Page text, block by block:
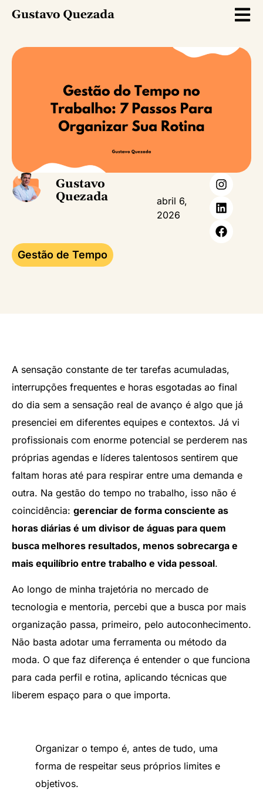
Gustavo
Quezada
abril 6,
2026
Gestão de Tempo
A sensação constante de ter tarefas acumuladas,
interrupções frequentes e horas esgotadas ao final
do dia sem a sensação real de avanço é algo que já
presenciei em diferentes equipes e contextos. Já vi
profissionais com enorme potencial se perderem nas
próprias agendas e líderes talentosos sentirem que
faltam horas até para respirar entre uma demanda e
outra. Na gestão do tempo no trabalho, isso não é
coincidência: gerenciar de forma consciente as
horas diárias é um divisor de águas para quem
busca melhores resultados, menos sobrecarga e
mais equilíbrio entre trabalho e vida pessoal.
Ao longo de minha trajetória no mercado de
tecnologia e mentoria, percebi que a busca por mais
organização passa, primeiro, pelo autoconhecimento.
Não basta adotar uma ferramenta ou método da
moda. O que faz diferença é entender o que funciona
para cada perfil e rotina, aplicando técnicas que
liberem espaço para o que importa.
Organizar o tempo é, antes de tudo, uma
forma de respeitar seus próprios limites e
objetivos.